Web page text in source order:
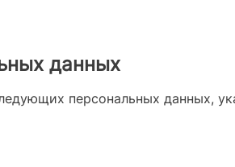
данных
персональных данных,